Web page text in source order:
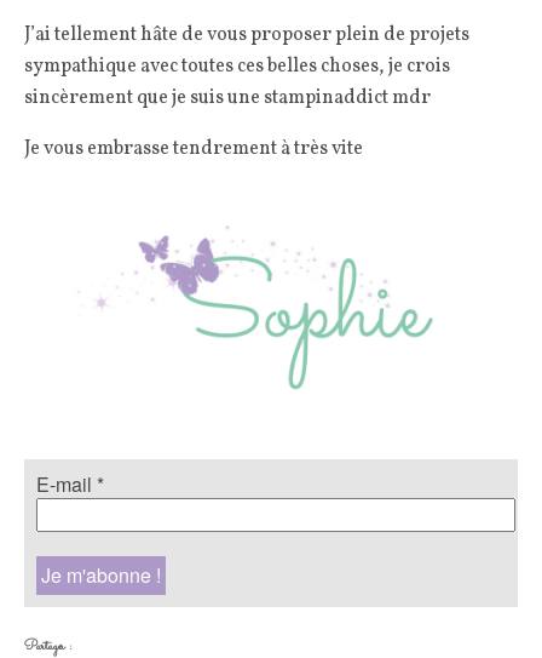
J’ai tellement hâte de vous proposer plein de projets
sympathique avec toutes ces belles choses, je crois
sincèrement que je suis une stampinaddict mdr
Je vous embrasse tendrement à très vite
E-mail *
Partager :